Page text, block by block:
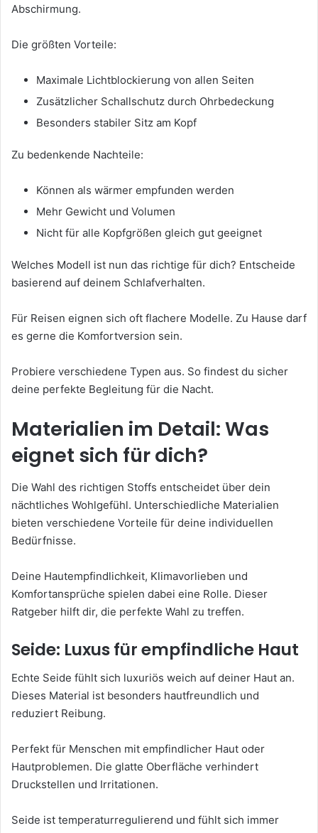
Abschirmung.
Die größten Vorteile:
Maximale Lichtblockierung von allen Seiten
Zusätzlicher Schallschutz durch Ohrbedeckung
Besonders stabiler Sitz am Kopf
Zu bedenkende Nachteile:
Können als wärmer empfunden werden
Mehr Gewicht und Volumen
Nicht für alle Kopfgrößen gleich gut geeignet
Welches Modell ist nun das richtige für dich? Entscheide
basierend auf deinem Schlafverhalten.
Für Reisen eignen sich oft flachere Modelle. Zu Hause darf
es gerne die Komfortversion sein.
Probiere verschiedene Typen aus. So findest du sicher
deine perfekte Begleitung für die Nacht.
Materialien im Detail: Was
eignet sich für dich?
Die Wahl des richtigen Stoffs entscheidet über dein
nächtliches Wohlgefühl. Unterschiedliche Materialien
bieten verschiedene Vorteile für deine individuellen
Bedürfnisse.
Deine Hautempfindlichkeit, Klimavorlieben und
Komfortansprüche spielen dabei eine Rolle. Dieser
Ratgeber hilft dir, die perfekte Wahl zu treffen.
Seide: Luxus für empfindliche Haut
Echte Seide fühlt sich luxuriös weich auf deiner Haut an.
Dieses Material ist besonders hautfreundlich und
reduziert Reibung.
Perfekt für Menschen mit empfindlicher Haut oder
Hautproblemen. Die glatte Oberfläche verhindert
Druckstellen und Irritationen.
Seide ist temperaturregulierend und fühlt sich immer